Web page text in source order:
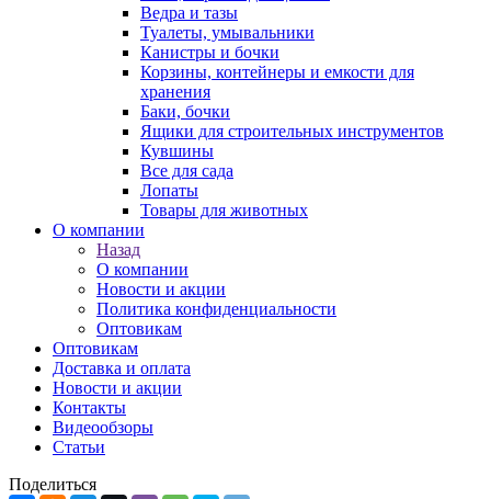
Ведра и тазы
Туалеты, умывальники
Канистры и бочки
Корзины, контейнеры и емкости для
хранения
Баки, бочки
Ящики для строительных инструментов
Кувшины
Все для сада
Лопаты
Товары для животных
О компании
Назад
О компании
Новости и акции
Политика конфиденциальности
Оптовикам
Оптовикам
Доставка и оплата
Новости и акции
Контакты
Видеообзоры
Статьи
Поделиться